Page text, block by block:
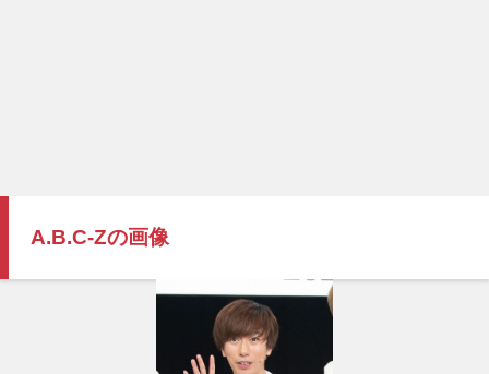
A.B.C-Zの画像